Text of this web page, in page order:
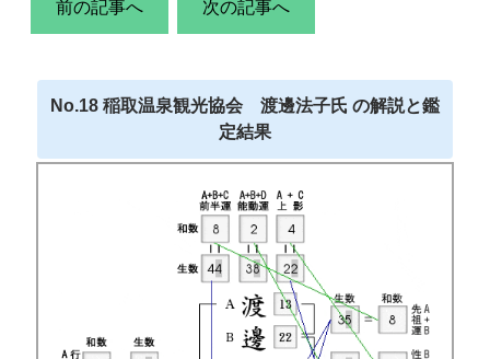
前の記事へ 次の記事へ
No.18 稲取温泉観光協会 渡邊法子氏 の解説と鑑
定結果